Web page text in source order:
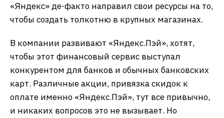
«Яндекс» де-факто направил свои ресурсы на то,
чтобы создать толкотню в крупных магазинах.
В компании развивают «Яндекс.Пэй», хотят,
чтобы этот финансовый сервис выступал
конкурентом для банков и обычных банковских
карт. Различные акции, привязка скидок к
оплате именно «Яндекс.Пэй», тут все привычно,
и никаких вопросов это не вызывает. Но